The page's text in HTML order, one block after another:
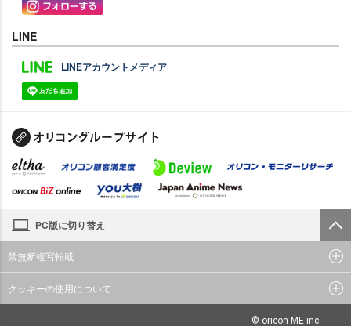
LINE
LINEアカウントメディア
PC版に切り替え
禁無断複写転載
クッキーの使用について
© oricon ME inc.